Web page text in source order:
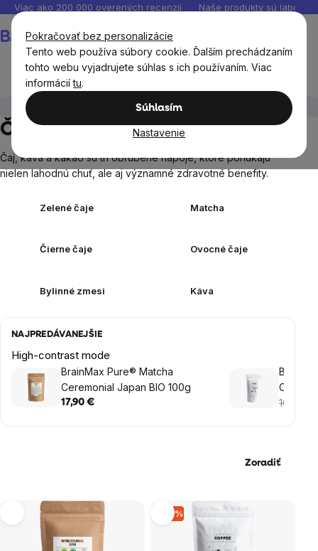
Pokračovať bez personalizácie
Tento web používa súbory cookie. Ďalším prechádzaním
tohto webu vyjadrujete súhlas s ich používaním. Viac
informáciítu.
Súhlasím
Nastavenie
Prejsť
obsah
Viac ako 200 000 overených recenzií Naše produkty sú
košík
Čaj, káva, kakao
Čaj, káva, kakao
Čaj, káva a kakao sú tri obľúbené nápoje, ktoré ponúkajú
nielen lahodnú chuť, ale aj významné zdravotné benefity.
Zelené čaje Matcha
Čierne čaje Ovocné čaje
Bylinné zmesi Káva
NAJPREDÁVANEJŠIE
High-contrast mode
BrainMax Pure® Matcha
Ceremonial Japan BIO 100g
17,90 €
Chaga,
200g
16,25 €
Zoradiť
Výpis
produktov
–19 %